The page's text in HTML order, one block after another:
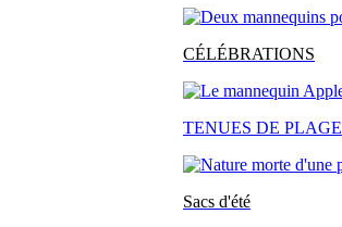
CÉLÉBRATIONS
TENUES DE PLAGE
Sacs d'été